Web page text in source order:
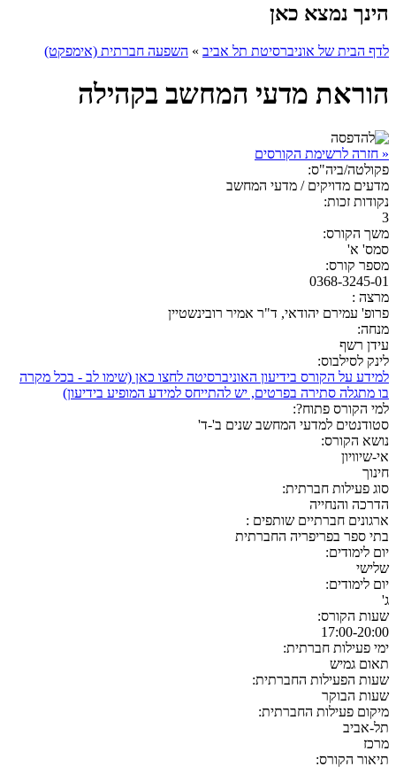
הינך נמצא כאן
לדף הבית של אוניברסיטת תל אביב » השפעה חברתית (אימפקט)
הוראת מדעי המחשב בקהילה
« חזרה לרשימת הקורסים
פקולטה/ביה"ס:
מדעים מדויקים / מדעי המחשב
נקודות זכות:
3
משך הקורס:
סמס' א'
מספר קורס:
0368-3245-01
מרצה :
פרופ' עמירם יהודאי, ד"ר אמיר רובינשטיין
מנחה:
עידן רשף
לינק לסילבוס:
למידע על הקורס בידיעון האוניברסיטה לחצו כאן (שימו לב - בכל מקרה
בו מתגלה סתירה בפרטים, יש להתייחס למידע המופיע בידיעון)
למי הקורס פתוח?:
סטודנטים למדעי המחשב שנים ב'-ד'
נושא הקורס:
אי-שיוויון
חינוך
סוג פעילות חברתית:
הדרכה והנחייה
ארגונים חברתיים שותפים :
בתי ספר בפריפריה החברתית
יום לימודים:
שלישי
יום לימודים:
ג'
שעות הקורס:
17:00-20:00
ימי פעילות חברתית:
תאום גמיש
שעות הפעילות החברתית:
שעות הבוקר
מיקום פעילות החברתית:
תל-אביב
מרכז
תיאור הקורס: